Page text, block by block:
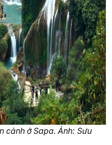
cảnh ở Sapa. Ảnh: Sưu